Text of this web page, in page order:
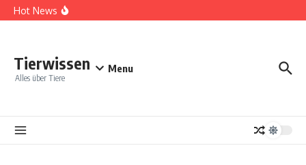
Zum Inhalt springen
Hot News
Die Ernährungsbedürfnisse deines Hundes verstehen
Tierwissen
Alles über Tiere
Menu